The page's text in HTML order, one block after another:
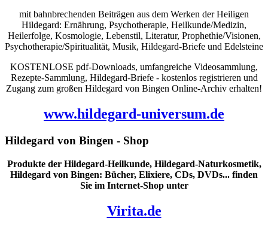
mit bahnbrechenden Beiträgen aus dem Werken der Heiligen
Hildegard: Ernährung, Psychotherapie, Heilkunde/Medizin,
Heilerfolge, Kosmologie, Lebenstil, Literatur, Prophethie/Visionen,
Psychotherapie/Spiritualität, Musik, Hildegard-Briefe und Edelsteine
KOSTENLOSE pdf-Downloads, umfangreiche Videosammlung,
Rezepte-Sammlung, Hildegard-Briefe - kostenlos registrieren und
Zugang zum großen Hildegard von Bingen Online-Archiv erhalten!
www.hildegard-universum.de
Hildegard von Bingen - Shop
Produkte der Hildegard-Heilkunde, Hildegard-Naturkosmetik,
Hildegard von Bingen: Bücher, Elixiere, CDs, DVDs... finden
Sie im Internet-Shop unter
Virita.de